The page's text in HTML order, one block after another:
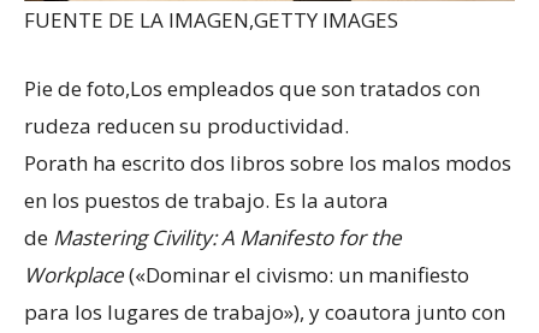
FUENTE DE LA IMAGEN,GETTY IMAGES
Pie de foto,Los empleados que son tratados con
rudeza reducen su productividad.
Porath ha escrito dos libros sobre los malos modos
en los puestos de trabajo. Es la autora
de Mastering Civility: A Manifesto for the
Workplace(«Dominar el civismo: un manifiesto
para los lugares de trabajo»), y coautora junto con